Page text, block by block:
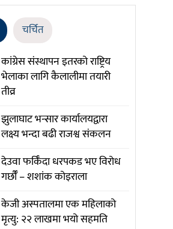
चर्चित
कांग्रेस संस्थापन इतरको राष्ट्रिय
भेलाका लागि कैलालीमा तयारी
तीव्र
झुलाघाट भन्सार कार्यालयद्वारा
लक्ष्य भन्दा बढी राजश्व संकलन
देउवा फर्किँदा धरपकड भए विरोध
गर्छौँं – शशांक कोइराला
केजी अस्पतालमा एक महिलाको
मृत्यु: २२ लाखमा भयो सहमति